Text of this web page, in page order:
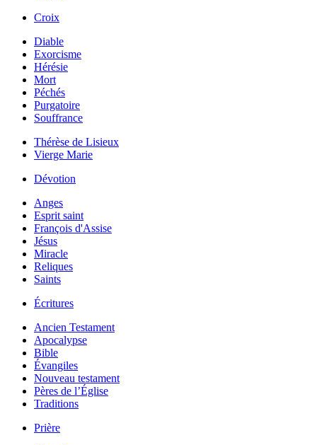
Croix
Diable
Exorcisme
Hérésie
Mort
Péchés
Purgatoire
Souffrance
Thérèse de Lisieux
Vierge Marie
Dévotion
Anges
Esprit saint
François d'Assise
Jésus
Miracle
Reliques
Saints
Écritures
Ancien Testament
Apocalypse
Bible
Évangiles
Nouveau testament
Pères de l’Église
Traditions
Prière